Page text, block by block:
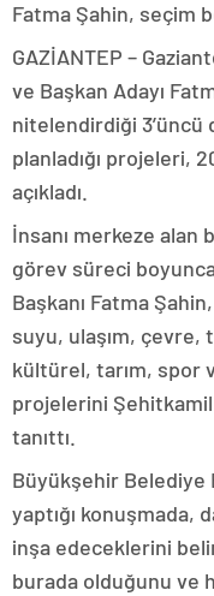
Fatma Şahin, seçim
GAZİANTEP –
ve Başkan Adayı
nitelendirdiği 3’üncü
planladığı projeleri,
açıkladı.
İnsanı merkeze alan
görev süreci
Başkanı Fatma
suyu, ulaşım,
kültürel, tarım, spor
projelerini
tanıttı.
Büyükşehir Belediye
yaptığı konuşmada,
inşa edeceklerini
burada olduğunu ve